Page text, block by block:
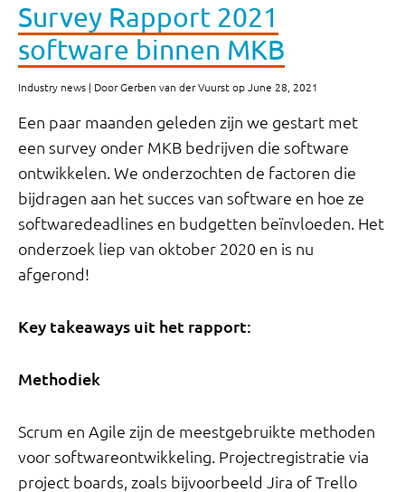
Survey Rapport 2021
software binnen MKB
Industry news | Door Gerben van der Vuurst op June 28, 2021
Een paar maanden geleden zijn we gestart met
een survey onder MKB bedrijven die software
ontwikkelen. We onderzochten de factoren die
bijdragen aan het succes van software en hoe ze
softwaredeadlines en budgetten beïnvloeden. Het
onderzoek liep van oktober 2020 en is nu
afgerond!
Key takeaways uit het rapport:
Methodiek
Scrum en Agile zijn de meestgebruikte methoden
voor softwareontwikkeling. Projectregistratie via
project boards, zoals bijvoorbeeld Jira of Trello